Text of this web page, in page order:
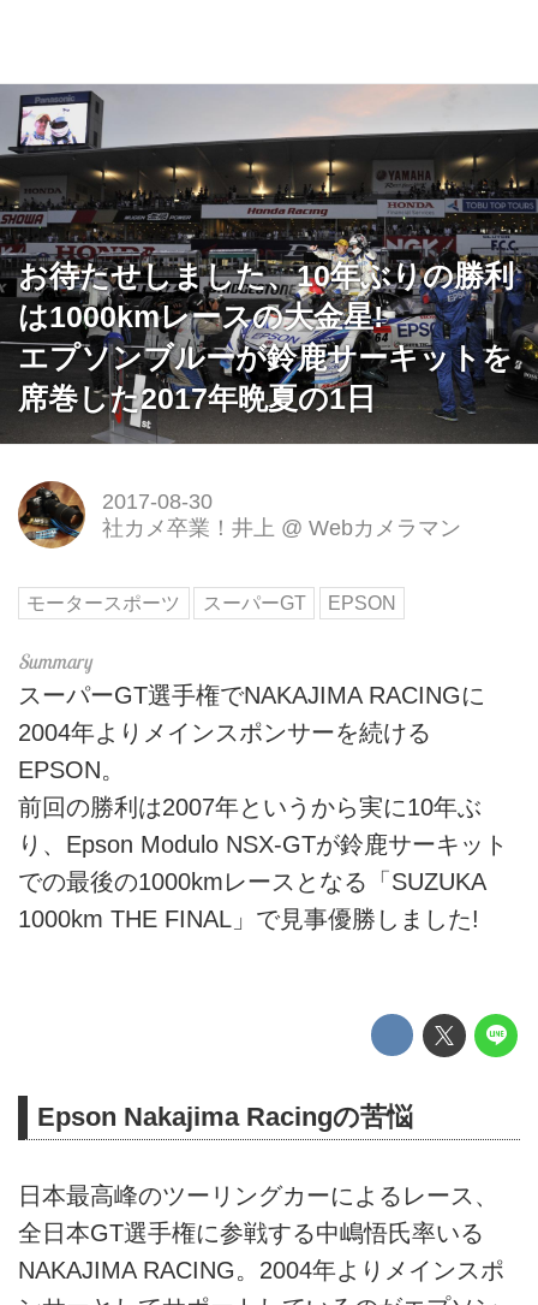
お待たせしました、10年ぶりの勝利
は1000kmレースの大金星!
エプソンブルーが鈴鹿サーキットを
席巻した2017年晩夏の1日
2017-08-30
社カメ卒業！井上 @ Webカメラマン
モータースポーツ スーパーGT EPSON
スーパーGT選手権でNAKAJIMA RACINGに
2004年よりメインスポンサーを続ける
EPSON。
前回の勝利は2007年というから実に10年ぶ
り、Epson Modulo NSX-GTが鈴鹿サーキット
での最後の1000kmレースとなる「SUZUKA
1000km THE FINAL」で見事優勝しました!
Epson Nakajima Racingの苦悩
日本最高峰のツーリングカーによるレース、
全日本GT選手権に参戦する中嶋悟氏率いる
NAKAJIMA RACING。2004年よりメインスポ